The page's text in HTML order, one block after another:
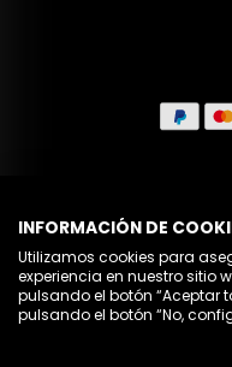
INFORMACIÓN DE
Utilizamos cookies para
experiencia en nuestro sitio
pulsando el botón “Aceptar
pulsando el botón “No,